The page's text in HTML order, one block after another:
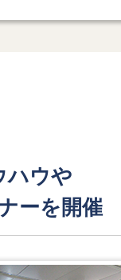
ハウや
ーを開催